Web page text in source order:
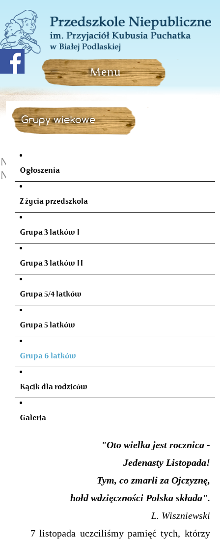
Grupy wiekowe
Narodowe Święto
Niepodległości
Ogłoszenia
Z życia przedszkola
Grupa 3 latków I
Grupa 3 latków II
Grupa 5/4 latków
Grupa 5 latków
Grupa 6 latków
Kącik dla rodziców
Galeria
"Oto wielka jest rocznica -
Jedenasty Listopada!
Tym, co zmarli za Ojczyznę,
hołd wdzięczności Polska składa".
L. Wiszniewski
7 listopada uczciliśmy pamięć tych, którzy